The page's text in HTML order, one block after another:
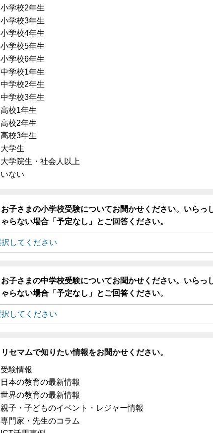
小学校2年生
小学校3年生
小学校4年生
小学校5年生
小学校6年生
中学校1年生
中学校2年生
中学校3年生
高校1年生
高校2年生
高校3年生
大学生
大学院生・社会人以上
いない
お子さまの小学校受験についてお聞かせください。いらっ
ゃらない場合「予定なし」とご回答ください。
お子さまの中学校受験についてお聞かせください。いらっ
ゃらない場合「予定なし」とご回答ください。
リセマムで知りたい情報をお聞かせください。
受験情報
日本の教育の最新情報
世界の教育の最新情報
親子・子どものイベント・レジャー情報
専門家・先生のコラム